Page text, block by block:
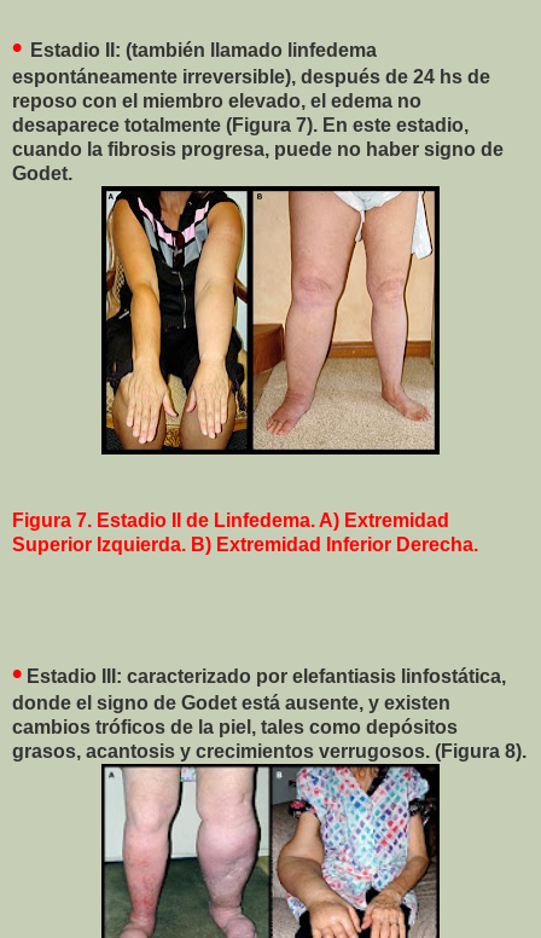
• Estadio II: (también llamado linfedema
espontáneamente irreversible), después de 24 hs de
reposo con el miembro elevado, el edema no
desaparece totalmente (Figura 7). En este estadio,
cuando la fibrosis progresa, puede no haber signo de
Godet.
Figura 7. Estadio II de Linfedema. A) Extremidad
Superior Izquierda. B) Extremidad Inferior Derecha.
• Estadio III: caracterizado por elefantiasis linfostática,
donde el signo de Godet está ausente, y existen
cambios tróficos de la piel, tales como depósitos
grasos, acantosis y crecimientos verrugosos. (Figura 8).